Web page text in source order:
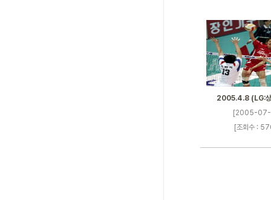
2005.4.8 (LG:
[2005-
[조회수 :